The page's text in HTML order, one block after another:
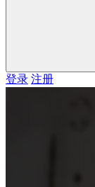
登录 注册